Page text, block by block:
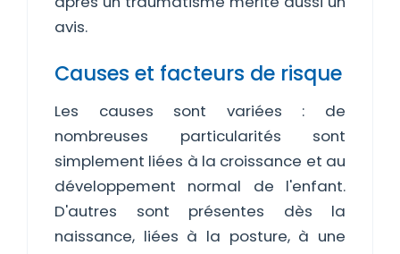
avis.
Causes et facteurs de risque
Les causes sont variées : de
nombreuses particularités sont
simplement liées à la croissance et au
développement normal de l'enfant.
D'autres sont présentes dès la
naissance, liées à la posture, à une